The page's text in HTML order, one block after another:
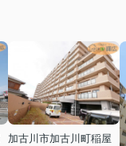
加古川市加古川町稲屋